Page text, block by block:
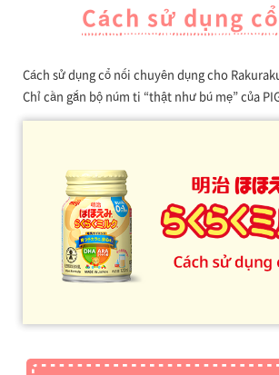
Cách sử dụng
Cách sử dụng cổ nối chuyên dụng cho
Chỉ cần gắn bộ núm ti “thật như bú mẹ” của